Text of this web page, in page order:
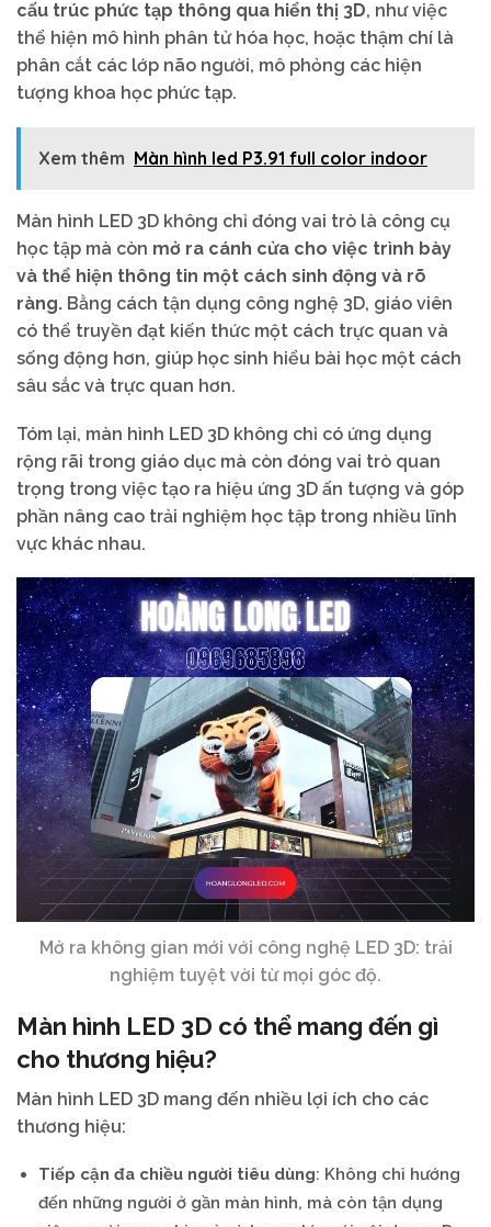
cấu trúc phức tạp thông qua hiển thị 3D, như việc
thể hiện mô hình phân tử hóa học, hoặc thậm chí là
phân cắt các lớp não người, mô phỏng các hiện
tượng khoa học phức tạp.
Xem thêm Màn hình led P3.91 full color indoor
Màn hình LED 3D không chỉ đóng vai trò là công cụ
học tập mà còn mở ra cánh cửa cho việc trình bày
và thể hiện thông tin một cách sinh động và rõ
ràng. Bằng cách tận dụng công nghệ 3D, giáo viên
có thể truyền đạt kiến thức một cách trực quan và
sống động hơn, giúp học sinh hiểu bài học một cách
sâu sắc và trực quan hơn.
Tóm lại, màn hình LED 3D không chỉ có ứng dụng
rộng rãi trong giáo dục mà còn đóng vai trò quan
trọng trong việc tạo ra hiệu ứng 3D ấn tượng và góp
phần nâng cao trải nghiệm học tập trong nhiều lĩnh
vực khác nhau.
Mở ra không gian mới với công nghệ LED 3D: trải
nghiệm tuyệt vời từ mọi góc độ.
Màn hình LED 3D có thể mang đến gì
cho thương hiệu?
Màn hình LED 3D mang đến nhiều lợi ích cho các
thương hiệu:
Tiếp cận đa chiều người tiêu dùng: Không chỉ hướng
đến những người ở gần màn hình, mà còn tận dụng